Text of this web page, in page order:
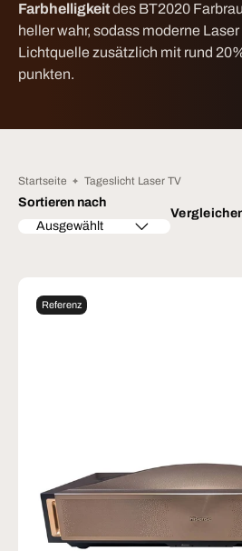
Farbhelligkeitdes BT2020
heller wahr, sodass moderne
Lichtquelle zusätzlich mit rund
punkten.
Startseite Tageslicht Laser TV
Sortieren nach
Ausgewählt
Referenz